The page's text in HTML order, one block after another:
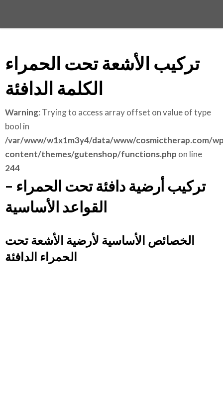
تركيب الأشعة تحت الحمراء
الكلمة الدافئة
Warning: Trying to access array offset on value of type
bool in
/var/www/w1x1m3y4/data/www/cosmictherap.com/
content/themes/gutenshop/functions.php on line
244
تركيب أرضية دافئة تحت الحمراء –
القواعد الأساسية
الخصائص الأساسية لأرضية الأشعة تحت
الحمراء الدافئة